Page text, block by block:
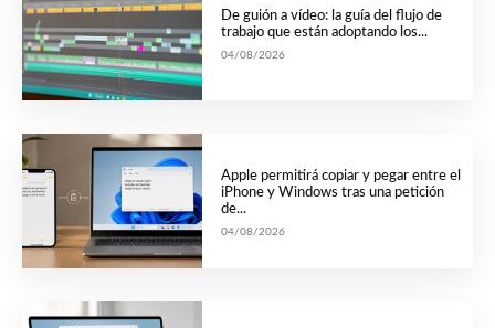
De guión a vídeo: la guía del flujo de
trabajo que están adoptando los...
04/08/2026
Apple permitirá copiar y pegar entre el
iPhone y Windows tras una petición
de...
04/08/2026